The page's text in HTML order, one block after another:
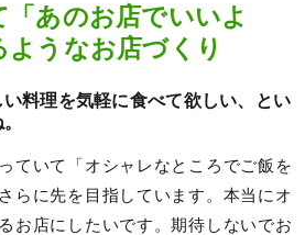
あのお店でいいよ
うなお店づくり
料理を気軽に食べて欲しい、とい
ていて「オシャレなところでご飯を
らに先を目指しています。本当にオ
お店にしたいです。期待しないでお